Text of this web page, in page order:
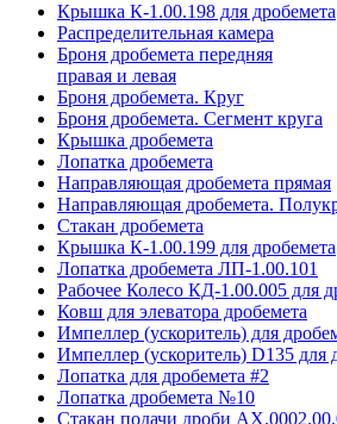
Крышка К-1.00.198 для дробемета
Распределительная камера
Броня дробемета передняя
правая и левая
Броня дробемета. Круг
Броня дробемета. Сегмент круга
Крышка дробемета
Лопатка дробемета
Направляющая дробемета прямая
Направляющая дробемета.
Стакан дробемета
Крышка К-1.00.199 для дробемета
Лопатка дробемета ЛП-1.00.101
Рабочее Колесо КД-1.00.005 для
Ковш для элеватора дробемета
Импеллер (ускоритель) для
Импеллер (ускоритель) D135 для
Лопатка для дробемета #2
Лопатка дробемета №10
Стакан подачи дроби